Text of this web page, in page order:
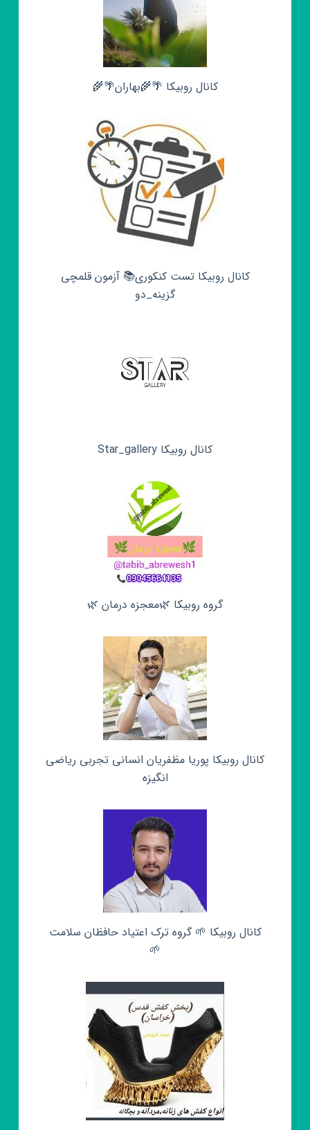
کانال روبیکا 🌴🌾بهاران🌴🌾
کانال روبیکا تست کنکوری📚 آزمون قلمچی‌‌
گزینه_دو
کانال روبیکا Star_gallery
گروه روبیکا 🌿معجزه درمان 🌿
کانال روبیکا پوریا مظفریان انسانی تجربی ریاضی
انگیزه
کانال روبیکا 🌱 گروه ترک اعتیاد حافظان سلامت
🌱